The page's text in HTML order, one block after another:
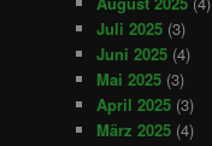
Juli 2025 (3)
Juni 2025 (4)
Mai 2025 (3)
April 2025 (3)
März 2025 (4)